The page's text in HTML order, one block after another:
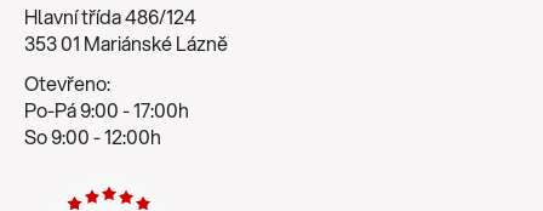
Hlavní třída 486/124
353 01 Mariánské Lázně
Otevřeno:
Po-Pá 9:00 - 17:00h
So 9:00 - 12:00h